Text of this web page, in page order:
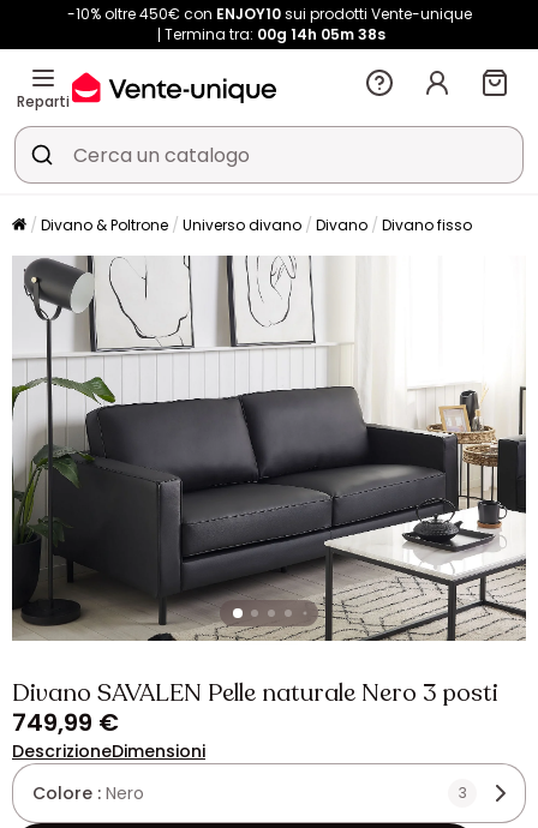
-10% oltre 450€ con ENJOY10sui prodotti Vente-unique
Termina tra: 00g 14h 05m 38s
Reparti
Divano & Poltrone Universo divano Divano Divano fisso
Divano SAVALEN Pelle naturale Nero 3 posti
749,99 €
DescrizioneDimensioni
Colore : Nero 3